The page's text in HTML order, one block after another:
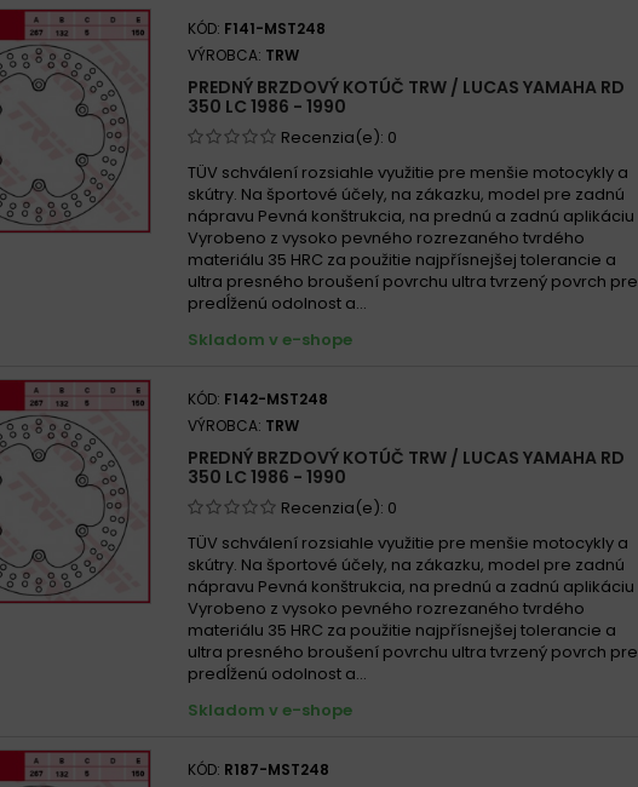
KÓD: F141-MST248
VÝROBCA: TRW
PREDNÝ BRZDOVÝ KOTÚČ TRW / LUCAS YAMAHA RD
350 LC 1986 - 1990
Recenzia(e): 0
TÜV schválení rozsiahle využitie pre menšie motocykly a
skútry. Na športové účely, na zákazku, model pre zadnú
nápravu Pevná konštrukcia, na prednú a zadnú aplikáciu
Vyrobeno z vysoko pevného rozrezaného tvrdého
materiálu 35 HRC za použitie najpřísnejšej tolerancie a
ultra presného broušení povrchu ultra tvrzený povrch pre
predĺženú odolnost a...
Skladom v e-shope
KÓD: F142-MST248
VÝROBCA: TRW
PREDNÝ BRZDOVÝ KOTÚČ TRW / LUCAS YAMAHA RD
350 LC 1986 - 1990
Recenzia(e): 0
TÜV schválení rozsiahle využitie pre menšie motocykly a
skútry. Na športové účely, na zákazku, model pre zadnú
nápravu Pevná konštrukcia, na prednú a zadnú aplikáciu
Vyrobeno z vysoko pevného rozrezaného tvrdého
materiálu 35 HRC za použitie najpřísnejšej tolerancie a
ultra presného broušení povrchu ultra tvrzený povrch pre
predĺženú odolnost a...
Skladom v e-shope
KÓD: R187-MST248